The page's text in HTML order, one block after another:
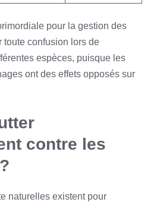
pour la gestion des
toute confusion lors de
espèces, puisque les
ont des effets opposés sur
contre les
naturelles existent pour